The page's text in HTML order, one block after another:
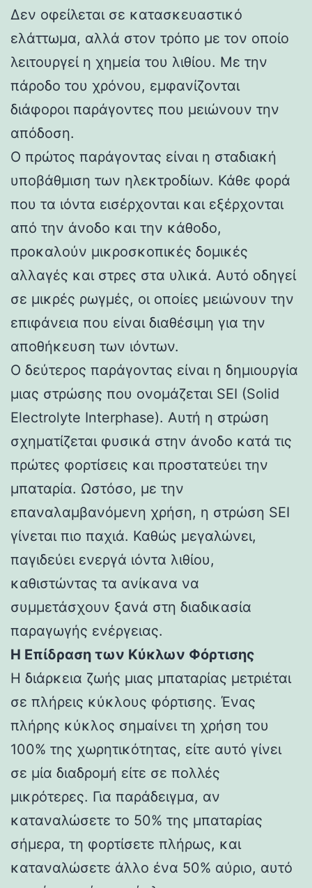
Δεν οφείλεται σε κατασκευαστικό
ελάττωμα, αλλά στον τρόπο με τον οποίο
λειτουργεί η χημεία του λιθίου. Με την
πάροδο του χρόνου, εμφανίζονται
διάφοροι παράγοντες που μειώνουν την
απόδοση.
Ο πρώτος παράγοντας είναι η σταδιακή
υποβάθμιση των ηλεκτροδίων. Κάθε φορά
που τα ιόντα εισέρχονται και εξέρχονται
από την άνοδο και την κάθοδο,
προκαλούν μικροσκοπικές δομικές
αλλαγές και στρες στα υλικά. Αυτό οδηγεί
σε μικρές ρωγμές, οι οποίες μειώνουν την
επιφάνεια που είναι διαθέσιμη για την
αποθήκευση των ιόντων.
Ο δεύτερος παράγοντας είναι η δημιουργία
μιας στρώσης που ονομάζεται SEI (Solid
Electrolyte Interphase). Αυτή η στρώση
σχηματίζεται φυσικά στην άνοδο κατά τις
πρώτες φορτίσεις και προστατεύει την
μπαταρία. Ωστόσο, με την
επαναλαμβανόμενη χρήση, η στρώση SEI
γίνεται πιο παχιά. Καθώς μεγαλώνει,
παγιδεύει ενεργά ιόντα λιθίου,
καθιστώντας τα ανίκανα να
συμμετάσχουν ξανά στη διαδικασία
παραγωγής ενέργειας.
Η Επίδραση των Κύκλων Φόρτισης
Η διάρκεια ζωής μιας μπαταρίας μετριέται
σε πλήρεις κύκλους φόρτισης. Ένας
πλήρης κύκλος σημαίνει τη χρήση του
100% της χωρητικότητας, είτε αυτό γίνει
σε μία διαδρομή είτε σε πολλές
μικρότερες. Για παράδειγμα, αν
καταναλώσετε το 50% της μπαταρίας
σήμερα, τη φορτίσετε πλήρως, και
καταναλώσετε άλλο ένα 50% αύριο, αυτό